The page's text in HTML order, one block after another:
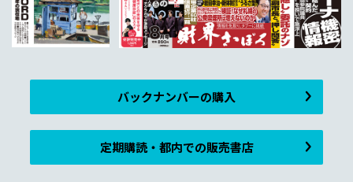
バックナンバーの購入
定期購読・都内での販売書店